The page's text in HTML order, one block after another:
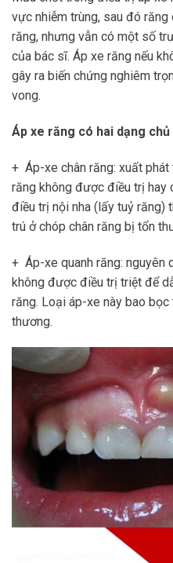
vực nhiễm trùng, sau đó
răng, nhưng vẫn có một số
của bác sĩ. Áp xe răng nếu
gây ra biến chứng nghiêm
vong.
Áp xe răng có hai dạng chủ
+ Áp-xe chân răng: xuất
răng không được điều trị hay
điều trị nội nha (lấy tuỷ răng)
trú ở chóp chân răng bị tổn
+ Áp-xe quanh răng: nguyên
không được điều trị triệt để
răng. Loại áp-xe này bao
thương.